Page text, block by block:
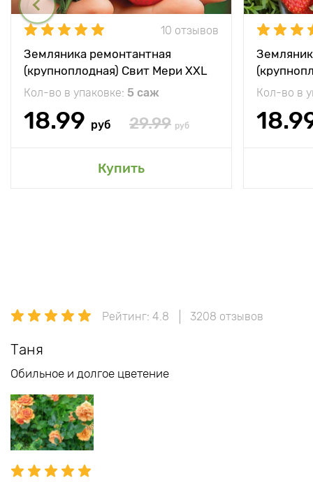
10 отзывов
Земляника ремонтантная
(крупноплодная) Свит Мери XXL
Кол-во в упаковке: 5 саж
18.99 руб 29.99 руб
Купить
Кол-во в
Рейтинг: 4.8 3208 отзывов
Таня
Обильное и долгое цветение